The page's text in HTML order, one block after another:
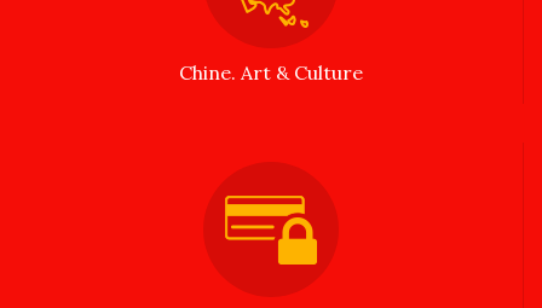
Chine. Art & Culture